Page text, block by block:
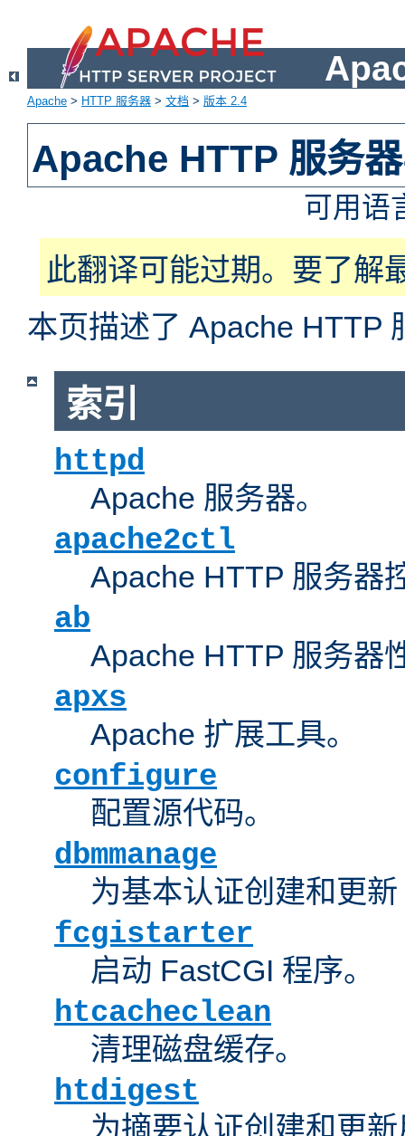
Apache > HTTP 服务器 > 文档 > 版本 2.4
Apache HTTP 服务
可用语
此翻译可能过期。要了解
本页描述了 Apache HTTP
索引
httpd
Apache 服务器。
apache2ctl
Apache HTTP 服务器
ab
Apache HTTP 服务器
apxs
Apache 扩展工具。
configure
配置源代码。
dbmmanage
为基本认证创建和更
fcgistarter
启动 FastCGI 程序。
htcacheclean
清理磁盘缓存。
htdigest
为摘要认证创建和更